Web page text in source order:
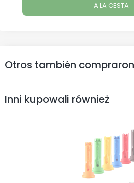
A LA CESTA
Otros también compraron
Inni kupowali również